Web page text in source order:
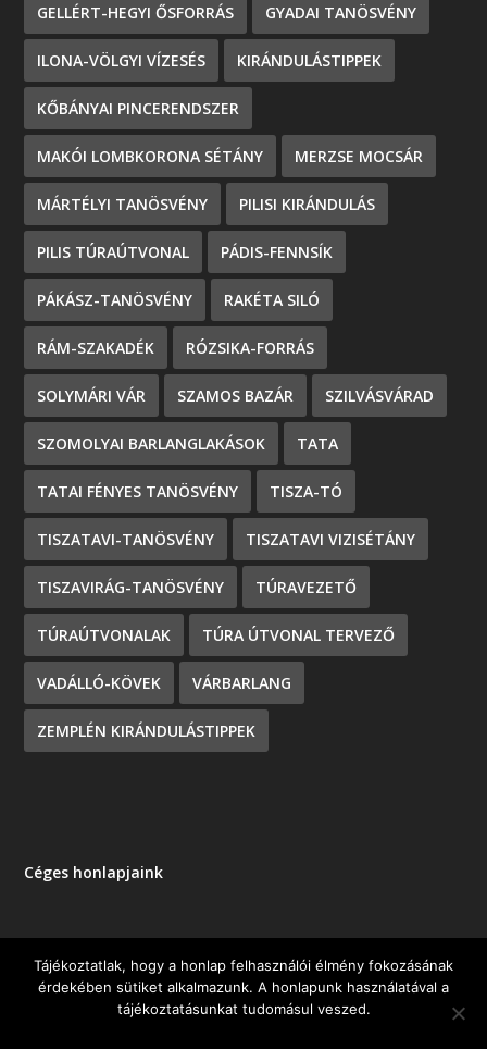
GELLÉRT-HEGYI ŐSFORRÁS GYADAI TANÖSVÉNY
ILONA-VÖLGYI VÍZESÉS KIRÁNDULÁSTIPPEK
KŐBÁNYAI PINCERENDSZER
MAKÓI LOMBKORONA SÉTÁNY MERZSE MOCSÁR
MÁRTÉLYI TANÖSVÉNY PILISI KIRÁNDULÁS
PILIS TÚRAÚTVONAL PÁDIS-FENNSÍK
PÁKÁSZ-TANÖSVÉNY RAKÉTA SILÓ
RÁM-SZAKADÉK RÓZSIKA-FORRÁS
SOLYMÁRI VÁR SZAMOS BAZÁR SZILVÁSVÁRAD
SZOMOLYAI BARLANGLAKÁSOK TATA
TATAI FÉNYES TANÖSVÉNY TISZA-TÓ
TISZATAVI-TANÖSVÉNY TISZATAVI VIZISÉTÁNY
TISZAVIRÁG-TANÖSVÉNY TÚRAVEZETŐ
TÚRAÚTVONALAK TÚRA ÚTVONAL TERVEZŐ
VADÁLLÓ-KÖVEK VÁRBARLANG
ZEMPLÉN KIRÁNDULÁSTIPPEK
Céges honlapjaink
Tervezte:Elegant Themes| Üzemeltető:WordPress
Tájékoztatlak, hogy a honlap felhasználói élmény fokozásának
érdekében sütiket alkalmazunk. A honlapunk használatával a
tájékoztatásunkat tudomásul veszed.